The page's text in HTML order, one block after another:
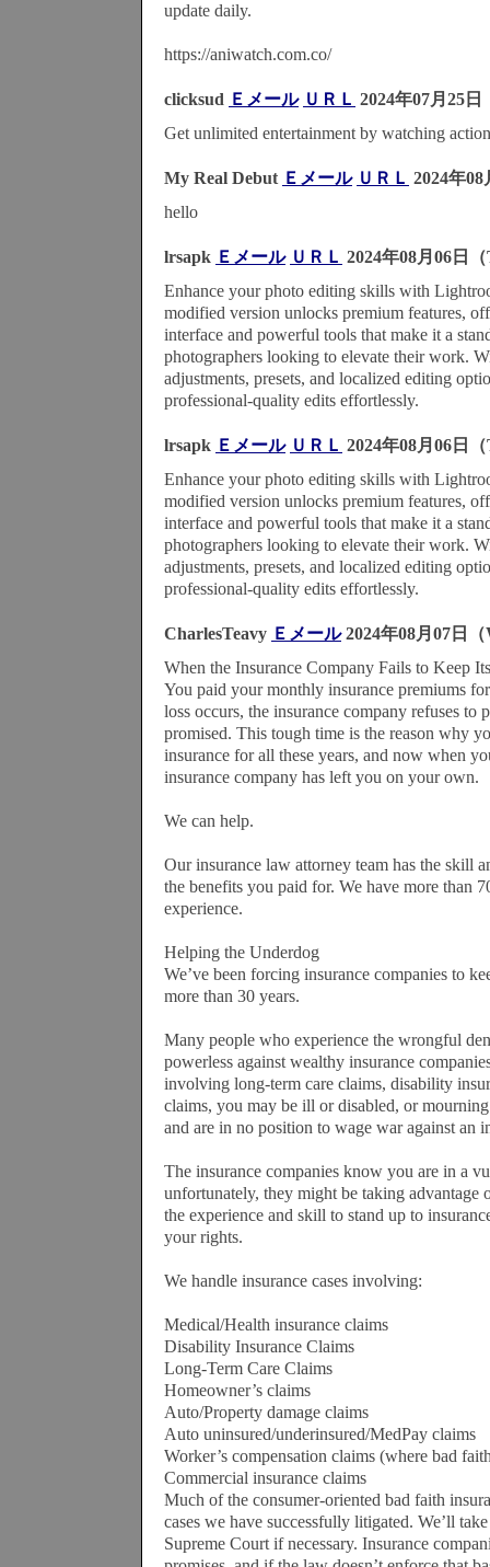
update daily.
https://aniwatch.com.co/
clicksud Ｅメール ＵＲＬ 2024年07月25日
Get unlimited entertainment by watching
My Real Debut Ｅメール ＵＲＬ 2024年08
hello
lrsapk Ｅメール ＵＲＬ 2024年08月06日
Enhance your photo editing skills with
modified version unlocks premium features,
interface and powerful tools that make it a
photographers looking to elevate their work.
adjustments, presets, and localized editing
professional-quality edits effortlessly.
lrsapk Ｅメール ＵＲＬ 2024年08月06日
Enhance your photo editing skills with
modified version unlocks premium features,
interface and powerful tools that make it a
photographers looking to elevate their work.
adjustments, presets, and localized editing
professional-quality edits effortlessly.
CharlesTeavy Ｅメール2024年08月07日（
When the Insurance Company Fails to Keep
You paid your monthly insurance premiums
loss occurs, the insurance company refuses to
promised. This tough time is the reason why
insurance for all these years, and now when
insurance company has left you on your own.
We can help.
Our insurance law attorney team has the skill
the benefits you paid for. We have more than
experience.
Helping the Underdog
We’ve been forcing insurance companies to
more than 30 years.
Many people who experience the wrongful
powerless against wealthy insurance
involving long-term care claims, disability
claims, you may be ill or disabled, or
and are in no position to wage war against an
The insurance companies know you are in a
unfortunately, they might be taking advantage
the experience and skill to stand up to
your rights.
We handle insurance cases involving:
Medical/Health insurance claims
Disability Insurance Claims
Long-Term Care Claims
Homeowner’s claims
Auto/Property damage claims
Auto uninsured/underinsured/MedPay claims
Worker’s compensation claims (where bad
Commercial insurance claims
Much of the consumer-oriented bad faith
cases we have successfully litigated. We’ll
Supreme Court if necessary. Insurance